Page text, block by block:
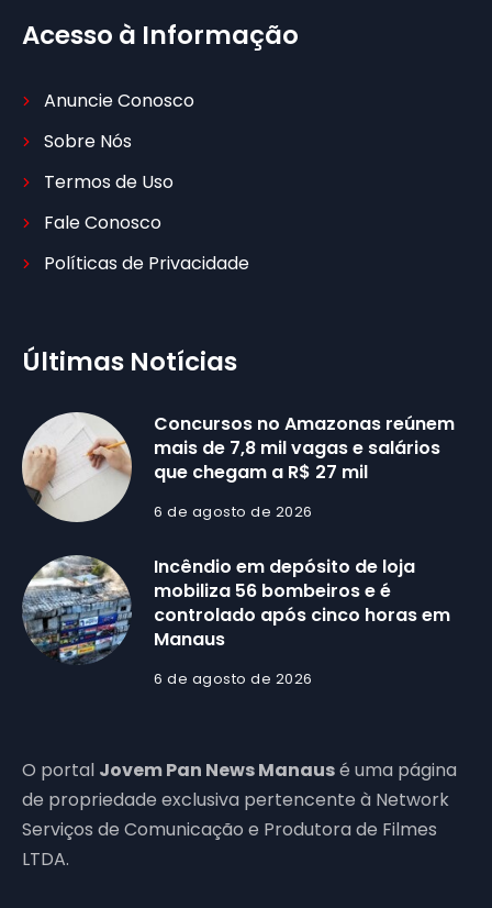
Acesso à Informação
Anuncie Conosco
Sobre Nós
Termos de Uso
Fale Conosco
Políticas de Privacidade
Últimas Notícias
Concursos no Amazonas reúnem
mais de 7,8 mil vagas e salários
que chegam a R$ 27 mil
6 de agosto de 2026
Incêndio em depósito de loja
mobiliza 56 bombeiros e é
controlado após cinco horas em
Manaus
6 de agosto de 2026
O portal Jovem Pan News Manausé uma página
de propriedade exclusiva pertencente à Network
Serviços de Comunicação e Produtora de Filmes
LTDA.